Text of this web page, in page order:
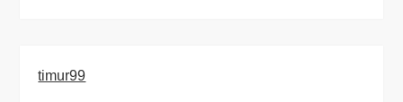
timur99